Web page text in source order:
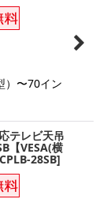
）〜70イン
テレビ天吊
【VESA(横
CPLB-28SB]